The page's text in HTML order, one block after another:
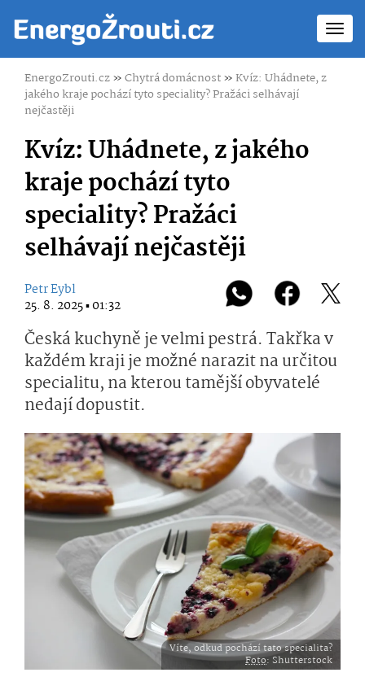
EnergoZrouti.cz»Chytrá domácnost»Kvíz: Uhádnete, z
jakého kraje pochází tyto speciality? Pražáci selhávají
nejčastěji
Kvíz: Uhádnete, z jakého
kraje pochází tyto
speciality? Pražáci
selhávají nejčastěji
Petr Eybl
25. 8. 2025 ▪ 01:32
Česká kuchyně je velmi pestrá. Takřka v
každém kraji je možné narazit na určitou
specialitu, na kterou tamější obyvatelé
nedají dopustit.
Víte, odkud pochází tato specialita?
Foto: Shutterstock